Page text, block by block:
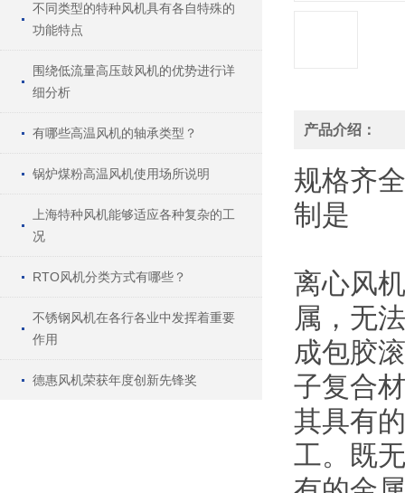
不同类型的特种风机具有各自特殊的
功能特点
围绕低流量高压鼓风机的优势进行详
细分析
有哪些高温风机的轴承类型？
锅炉煤粉高温风机使用场所说明
上海特种风机能够适应各种复杂的工
况
RTO风机分类方式有哪些？
不锈钢风机在各行各业中发挥着重要
作用
德惠风机荣获年度创新先锋奖
产品介绍：
规格齐全
制 是
离心风
属，无
成包胶
子复合
其具有
工。既